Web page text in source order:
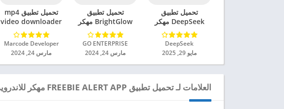
تحميل تطبيق
DeepSeek مهكر
للاندرويد 2025
DeepSeek‏
مايو 29, 2025
تحميل تطبيق
BrightGlow مهكر
للاندرويد 2024
GO ENTERPRISE‏
مارس 24, 2024
تحميل تطبيق mp4
video downloader
مهكر للاندرويد 2024
Marcode Developer‏
مارس 24, 2024
العلامات لـ تحميل تطبيق FREEBIE ALERT APP مهكر للاندرويد 2024